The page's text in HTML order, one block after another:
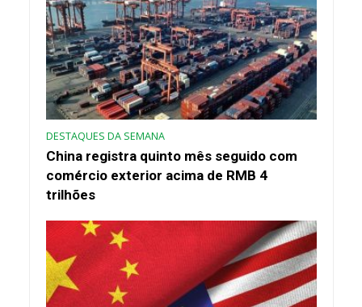
DESTAQUES DA SEMANA
China registra quinto mês seguido com
comércio exterior acima de RMB 4
trilhões